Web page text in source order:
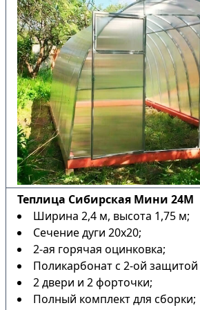
Теплица Сибирская Мини 24М
Ширина 2,4 м, высота 1,75 м;
Сечение дуги 20х20;
2-ая горячая оцинковка;
Поликарбонат с 2-ой
2 двери и 2 форточки;
Полный комплект для сборки;